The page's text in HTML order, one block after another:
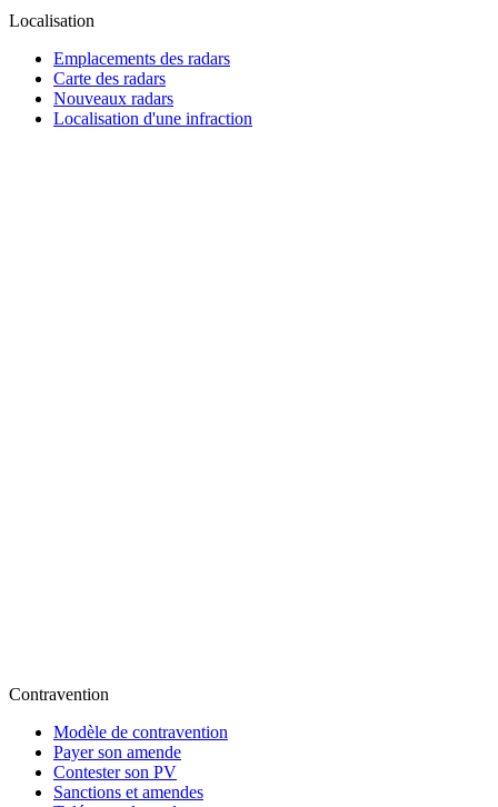
Localisation
Emplacements des radars
Carte des radars
Nouveaux radars
Localisation d'une infraction
Contravention
Modèle de contravention
Payer son amende
Contester son PV
Sanctions et amendes